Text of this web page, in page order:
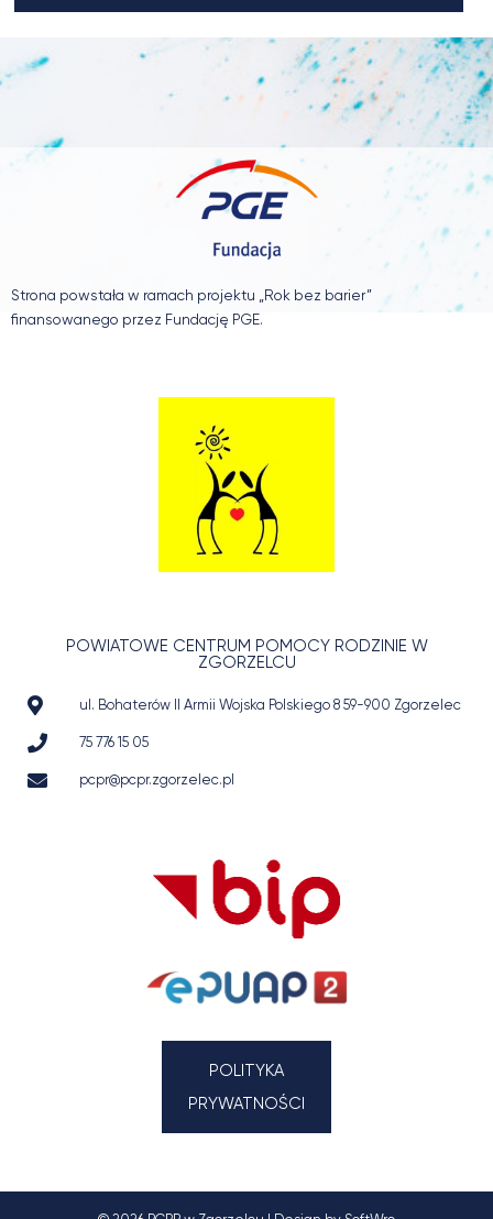
Strona powstała w ramach projektu „Rok bez barier”
finansowanego przez Fundację PGE.
POWIATOWE CENTRUM POMOCY RODZINIE W
ZGORZELCU
ul. Bohaterów II Armii Wojska Polskiego 8 59-900 Zgorzelec
75 776 15 05
pcpr@pcpr.zgorzelec.pl
POLITYKA
PRYWATNOŚCI